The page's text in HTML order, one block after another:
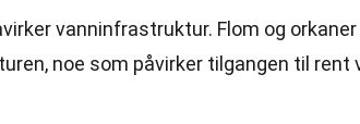
vanninfrastruktur. Flom og orkaner
noe som påvirker tilgangen til rent